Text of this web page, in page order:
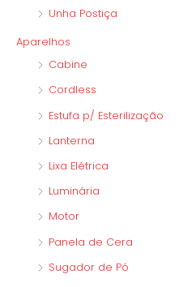
Unha Postiça
Aparelhos
Cabine
Cordless
Estufa p/ Esterilização
Lanterna
Lixa Elétrica
Luminária
Motor
Panela de Cera
Sugador de Pó